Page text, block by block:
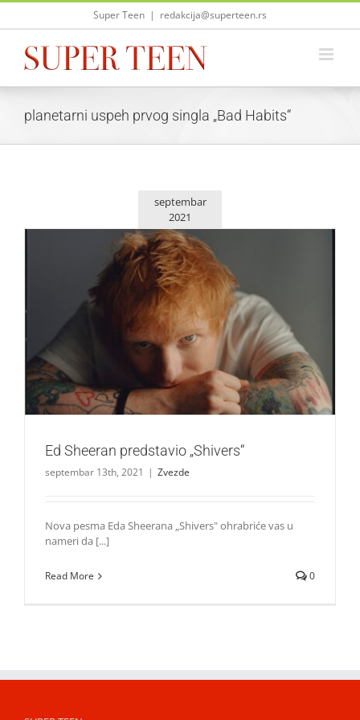
Skip
Super Teen | redakcija@superteen.rs
planetarni uspeh prvog singla „Bad Habits“
septembar
2021
Ed Sheeran predstavio „Shivers“
Zvezde
Ed Sheeran predstavio „Shivers“
septembar 13th, 2021 | Zvezde
Nova pesma Eda Sheerana „Shivers" ohrabriće vas u
nameri da [...]
Read More 0